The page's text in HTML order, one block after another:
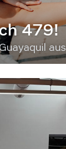
479!
aus